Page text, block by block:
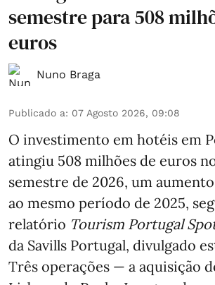
semestre para 508
euros
Nuno Braga
Publicado a: 07 Agosto 2026, 09:08
O investimento em hotéis em
atingiu 508 milhões de euros
semestre de 2026, um
ao mesmo período de 2025,
relatório Tourism Portugal
da Savills Portugal, divulgado
Três operações — a aquisição